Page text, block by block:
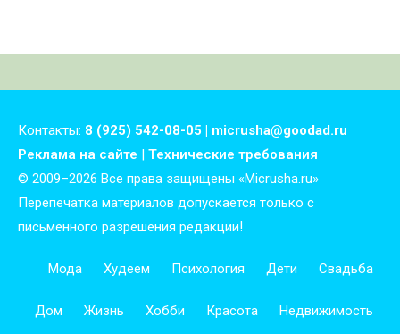
Контакты: 8 (925) 542-08-05 | micrusha@goodad.ru
Реклама на сайте | Технические требования
© 2009–2026 Все права защищены «Micrusha.ru»
Перепечатка материалов допускается только с
письменного разрешения редакции!
Мода Худеем Психология Дети Свадьба
Дом Жизнь Хобби Красота Недвижимость